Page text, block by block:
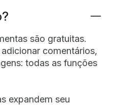
são gratuitas.
comentários,
todas as funções
expandem seu